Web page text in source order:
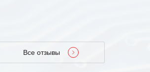
Все отзывы